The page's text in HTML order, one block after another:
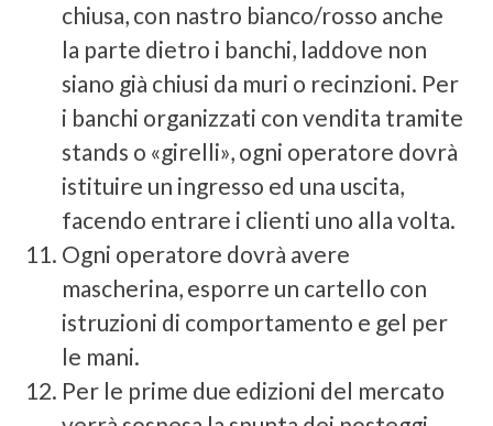
chiusa, con nastro bianco/rosso anche
la parte dietro i banchi, laddove non
siano già chiusi da muri o recinzioni. Per
i banchi organizzati con vendita tramite
stands o «girelli», ogni operatore dovrà
istituire un ingresso ed una uscita,
facendo entrare i clienti uno alla volta.
Ogni operatore dovrà avere
mascherina, esporre un cartello con
istruzioni di comportamento e gel per
le mani.
Per le prime due edizioni del mercato